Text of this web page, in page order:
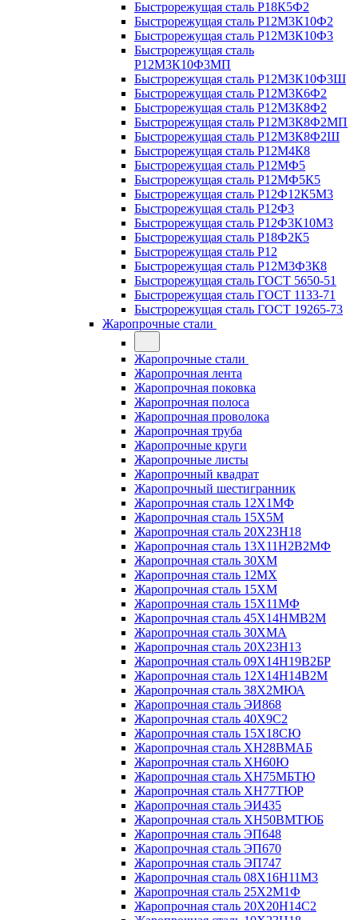
Быстрорежущая сталь Р18К5Ф2
Быстрорежущая сталь Р12М3К10Ф2
Быстрорежущая сталь Р12М3К10Ф3
Быстрорежущая сталь
Р12М3К10Ф3МП
Быстрорежущая сталь Р12М3К10Ф3Ш
Быстрорежущая сталь Р12М3К6Ф2
Быстрорежущая сталь Р12М3К8Ф2
Быстрорежущая сталь Р12М3К8Ф2МП
Быстрорежущая сталь Р12М3К8Ф2Ш
Быстрорежущая сталь Р12М4К8
Быстрорежущая сталь Р12МФ5
Быстрорежущая сталь Р12МФ5К5
Быстрорежущая сталь Р12Ф12К5М3
Быстрорежущая сталь Р12Ф3
Быстрорежущая сталь Р12Ф3К10М3
Быстрорежущая сталь Р18Ф2К5
Быстрорежущая сталь Р12
Быстрорежущая сталь Р12М3Ф3К8
Быстрорежущая сталь ГОСТ 5650-51
Быстрорежущая сталь ГОСТ 1133-71
Быстрорежущая сталь ГОСТ 19265-73
Жаропрочные стали
Жаропрочные стали
Жаропрочная лента
Жаропрочная поковка
Жаропрочная полоса
Жаропрочная проволока
Жаропрочная труба
Жаропрочные круги
Жаропрочные листы
Жаропрочный квадрат
Жаропрочный шестигранник
Жаропрочная сталь 12Х1МФ
Жаропрочная сталь 15Х5М
Жаропрочная сталь 20Х23Н18
Жаропрочная сталь 13Х11Н2В2МФ
Жаропрочная сталь 30ХМ
Жаропрочная сталь 12МХ
Жаропрочная сталь 15ХМ
Жаропрочная сталь 15Х11МФ
Жаропрочная сталь 45Х14НМВ2М
Жаропрочная сталь 30ХМА
Жаропрочная сталь 20Х23Н13
Жаропрочная сталь 09Х14Н19В2БР
Жаропрочная сталь 12Х14Н14В2М
Жаропрочная сталь 38Х2МЮА
Жаропрочная сталь ЭИ868
Жаропрочная сталь 40Х9С2
Жаропрочная сталь 15Х18СЮ
Жаропрочная сталь ХН28ВМАБ
Жаропрочная сталь ХН60Ю
Жаропрочная сталь ХН75МБТЮ
Жаропрочная сталь ХН77ТЮР
Жаропрочная сталь ЭИ435
Жаропрочная сталь ХН50ВМТЮБ
Жаропрочная сталь ЭП648
Жаропрочная сталь ЭП670
Жаропрочная сталь ЭП747
Жаропрочная сталь 08Х16Н11М3
Жаропрочная сталь 25Х2М1Ф
Жаропрочная сталь 20Х20Н14С2